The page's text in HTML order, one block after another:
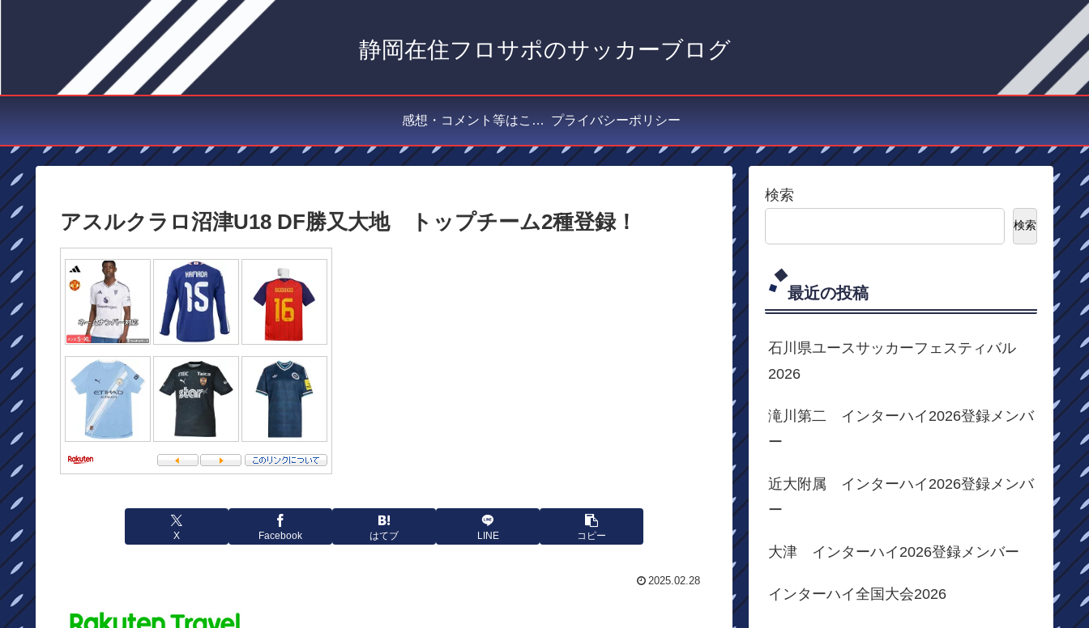
静岡在住フロサポのサッカーブログ
感想・コメント等はこちら プライバシーポリシー
アスルクラロ沼津U18 DF勝又大地 トップチーム2種登録！
X Facebook はてブ LINE コピー
2025.02.28
検索
検索
最近の投稿
石川県ユースサッカーフェスティバル
2026
滝川第二 インターハイ2026登録メンバ
ー
近大附属 インターハイ2026登録メンバ
ー
大津 インターハイ2026登録メンバー
インターハイ全国大会2026